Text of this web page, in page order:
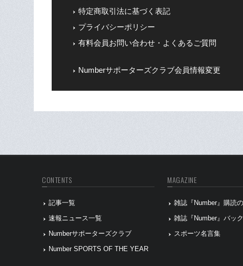
特定商取引法に基づく表記
プライバシーポリシー
有料会員お問い合わせ・よくあるご質問
Numberサポーターズクラブ会員情報変更
CONTENTS
記事一覧
速報ニュース一覧
Numberサポーターズクラブ
Number SPORTS OF THE YEAR
MAGAZINE
雑誌『Number』購読
雑誌『Number』バッ
スポーツ名言集